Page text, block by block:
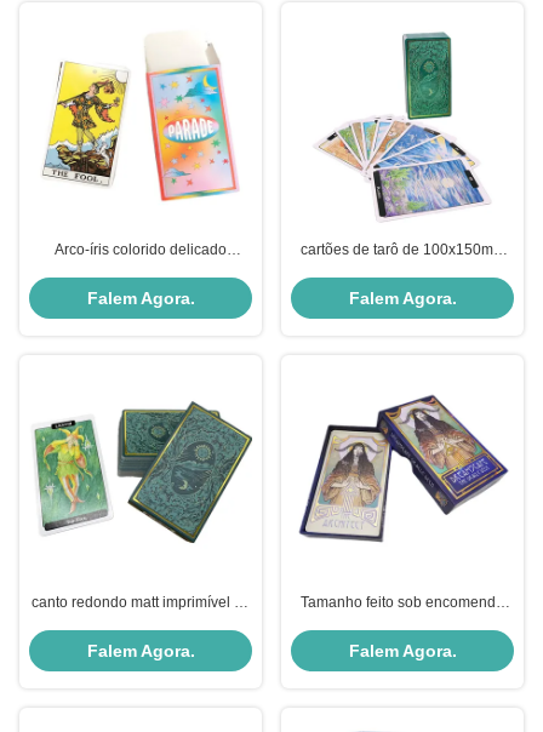
Arco-íris colorido delicado
dos cartões de tarô
Falem Agora.
cartões de tarô de 100x150mm
Foil Green Color
Falem Agora.
canto redondo matt imprimível de
63*88mm
Falem Agora.
Tamanho feito sob encomenda
70*120mm dos cartões de tarô
Falem Agora.